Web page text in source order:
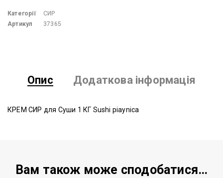
Категорії
СИР
Артикул
37365
Опис Додаткова інформація
КРЕМ СИР для Суши 1 КГ Sushi piaynica
Вам також може сподобатися…